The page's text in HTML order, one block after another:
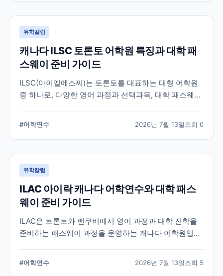
유학칼럼
캐나다 ILSC 토론토 어학원 특징과 대학 패
스웨이 준비 가이드
ILSC(아이엘에스씨)는 토론토를 대표하는 대형 어학원
중 하나로, 다양한 영어 과정과 선택과목, 대학 패스웨이
해야 할 주요 특징과 준비 사항을 정리했습니다.
#어학연수 2026년 7월 13일조회 0
유학칼럼
ILAC 아이락 캐나다 어학연수와 대학 패스
웨이 준비 가이드
ILAC은 토론토와 밴쿠버에서 영어 과정과 대학 진학을
준비하는 패스웨이 과정을 운영하는 캐나다 어학원입니
다.
#어학연수 2026년 7월 13일조회 5